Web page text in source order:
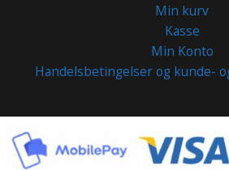
Min kurv
Kasse
Min Konto
Handelsbetingelser og kunde-